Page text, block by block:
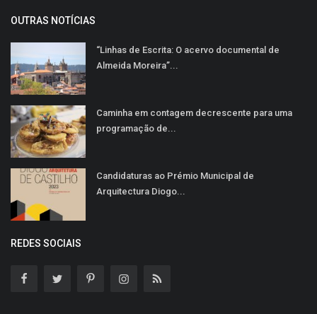
OUTRAS NOTÍCIAS
“Linhas de Escrita: O acervo documental de
Almeida Moreira”...
Caminha em contagem decrescente para uma
programação de...
Candidaturas ao Prémio Municipal de
Arquitectura Diogo...
REDES SOCIAIS